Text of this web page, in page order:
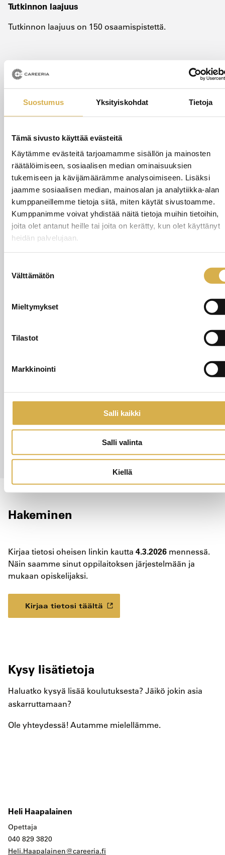
Suostumus Yksityiskohdat Tietoja
Tämä sivusto käyttää evästeitä
Käytämme evästeitä tarjoamamme sisällön ja mainosten
räätälöimiseen, sosiaalisen median ominaisuuksien
tukemiseen ja kävijämäärämme analysoimiseen. Lisäksi
jaamme sosiaalisen median, mainosalan ja analytiikka-alan
kumppaneillemme tietoja siitä, miten käytät sivustoamme.
Kumppanimme voivat yhdistää näitä tietoja muihin tietoihin,
joita olet antanut heille tai joita on kerätty, kun olet käyttänyt
heidän palvelujaan.
valinta
Välttämätön
Mieltymykset
Tilastot
Markkinointi
Salli kaikki
Salli valinta
Kiellä
Tutkinnon laajuus
Tutkinnon laajuus on 150 osaamispistettä.
Koulutuksen sisältö
Tutkintokoulutukseen sisältyvät mm. alla olevat
opintopäivät:
Microsoft 365- ympäristö (Teams, Word, Excel, PowerPoint)
Digitaidot
Asiakaspalvelu
Kielenhuolto (suomen kielen kirjallinen viestintä)
Työelämän vuorovaikutustaidot
Asiakaspalvelukielet (englanti ja ruotsi)
Vastuullisuus/kestävä kehitys
Hakeminen
Kirjaa tietosi oheisen linkin kautta 4.3.2026 mennessä.
Näin saamme sinut oppilaitoksen järjestelmään ja
mukaan opiskelijaksi.
Kirjaa tietosi täältä
Kysy lisätietoja
Haluatko kysyä lisää koulutuksesta? Jäikö jokin asia
askarruttamaan?
Ole yhteydessä! Autamme mielellämme.
Heli Haapalainen
Opettaja
040 829 3820
Heli.Haapalainen@careeria.fi